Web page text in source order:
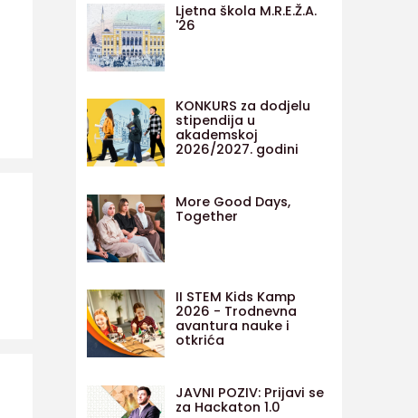
Ljetna škola M.R.E.Ž.A.
'26
KONKURS za dodjelu
stipendija u
akademskoj
2026/2027. godini
More Good Days,
Together
II STEM Kids Kamp
2026 - Trodnevna
avantura nauke i
otkrića
JAVNI POZIV: Prijavi se
za Hackaton 1.0